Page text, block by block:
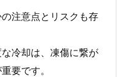
注意点とリスクも存
冷却は、凍傷に繋が
要です。